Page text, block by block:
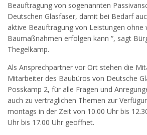
Beauftragung von sogenannten
Deutschen Glasfaser, damit bei Bedarf
aktive Beauftragung von Leistungen ohne
Baumaßnahmen erfolgen kann “, sagt
Thegelkamp.
Als Ansprechpartner vor Ort stehen die
Mitarbeiter des Baubüros von Deutsche
Posskamp 2, für alle Fragen und
auch zu vertraglichen Themen zur
montags in der Zeit von 10.00 Uhr bis
Uhr bis 17.00 Uhr geöffnet.